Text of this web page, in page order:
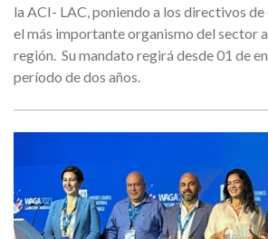
la ACI- LAC, poniendo a los directivos
el más importante organismo del sector
región. Su mandato regirá desde 01 de
período de dos años.